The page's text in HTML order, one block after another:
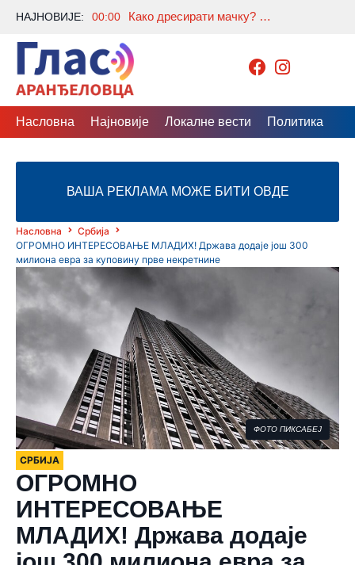
НАЈНОВИЈЕ: 00:00 Како дресирати мачку? Уз ове једноставне савете ваша љубимица може научити нове навике
Насловна Најновије Локалне вести Политика
ВАША РЕКЛАМА МОЖЕ БИТИ ОВДЕ
Насловна
Србија
ОГРОМНО ИНТЕРЕСОВАЊЕ МЛАДИХ! Држава додаје још 300
милиона евра за куповину прве некретнине
ФОТО ПИКСАБЕЈ
СРБИЈА
ОГРОМНО
ИНТЕРЕСОВАЊЕ
МЛАДИХ! Држава додаје